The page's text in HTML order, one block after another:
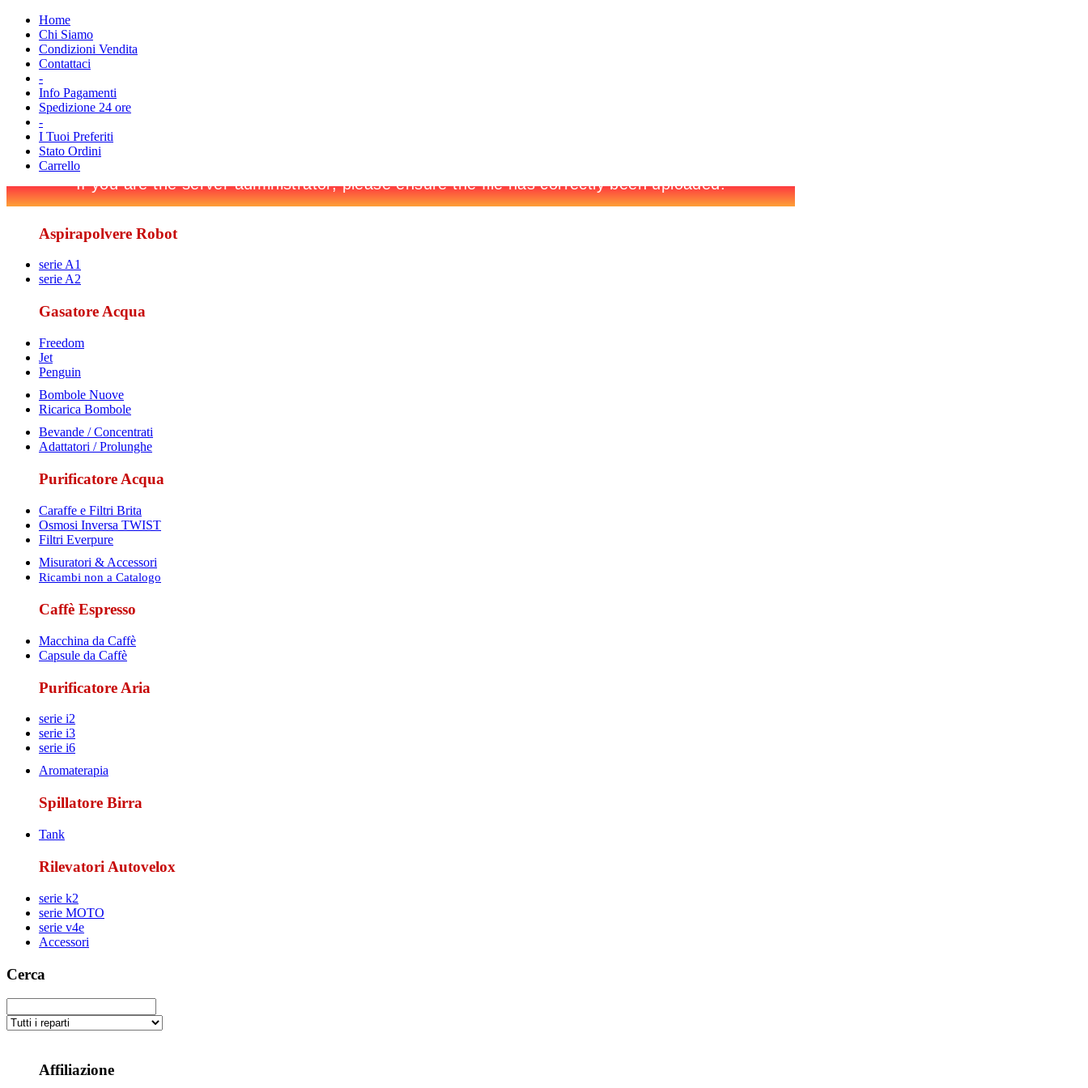
Home
Chi Siamo
Condizioni Vendita
Contattaci
-
Info Pagamenti
Spedizione 24 ore
-
I Tuoi Preferiti
Stato Ordini
Carrello
Aspirapolvere Robot
serie A1
serie A2
Gasatore Acqua
Freedom
Jet
Penguin
Bombole Nuove
Ricarica Bombole
Bevande / Concentrati
Adattatori / Prolunghe
Purificatore Acqua
Caraffe e Filtri Brita
Osmosi Inversa TWIST
Filtri Everpure
Misuratori & Accessori
Ricambi non a Catalogo
Caffè Espresso
Macchina da Caffè
Capsule da Caffè
Purificatore Aria
serie i2
serie i3
serie i6
Aromaterapia
Spillatore Birra
Tank
Rilevatori Autovelox
serie k2
serie MOTO
serie v4e
Accessori
Cerca
Affiliazione